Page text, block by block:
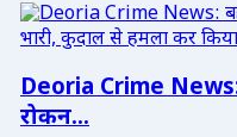
Deoria Crime
रोकन...